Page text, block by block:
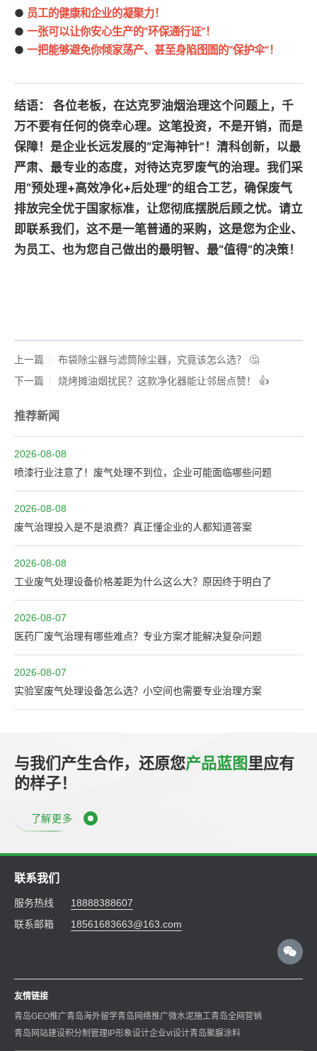
● 员工的健康和企业的凝聚力！
● 一张可以让你安心生产的“环保通行证”！
● 一把能够避免你倾家荡产、甚至身陷囹圄的“保护伞”！
结语：
各位老板，在达克罗油烟治理这个问题上，千
万不要有任何的侥幸心理。这笔投资，不是开销，而是
保障！是企业长远发展的“定海神针”！清科创新，以最
严肃、最专业的态度，对待达克罗废气的治理。我们采
用“预处理+高效净化+后处理”的组合工艺，确保废气
排放完全优于国家标准，让您彻底摆脱后顾之忧。请立
即联系我们，这不是一笔普通的采购，这是您为企业、
为员工、也为您自己做出的最明智、最“值得”的决策！
上一篇
布袋除尘器与滤筒除尘器，究竟该怎么选？ 🤔
下一篇
烧烤摊油烟扰民？这款净化器能让邻居点赞！ 👍
推荐新闻
2026-08-08
喷漆行业注意了！废气处理不到位，企业可能面临哪些问题
2026-08-08
废气治理投入是不是浪费？真正懂企业的人都知道答案
2026-08-08
工业废气处理设备价格差距为什么这么大？原因终于明白了
2026-08-07
医药厂废气治理有哪些难点？专业方案才能解决复杂问题
2026-08-07
实验室废气处理设备怎么选？小空间也需要专业治理方案
与我们产生合作，还原您产品蓝图里应有
的样子！
了解更多
联系我们
服务热线
18888388607
联系邮箱
18561683663@163.com
友情链接
青岛GEO推广青岛海外留学青岛网络推广微水泥施工青岛全网营销
青岛网站建设积分制管理 IP形象设计企业vi设计青岛聚脲涂料